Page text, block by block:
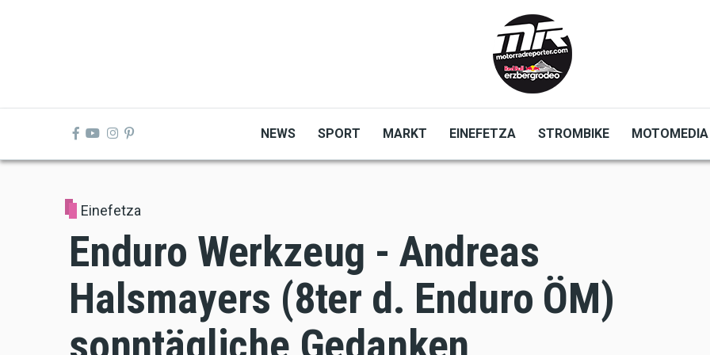
NEWS SPORT MARKT EINEFETZA STROMBIKE MOTOMEDIA
Einefetza
Enduro Werkzeug - Andreas
Halsmayers (8ter d. Enduro ÖM)
sonntägliche Gedanken